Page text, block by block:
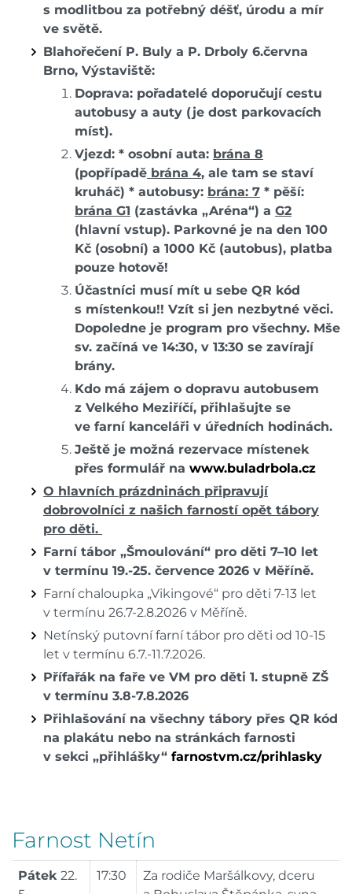
s modlitbou za potřebný déšť, úrodu a mír
ve světě.
Blahořečení P. Buly a P. Drboly 6.června
Brno, Výstaviště:
Doprava: pořadatelé doporučují cestu
autobusy a auty (je dost parkovacích
míst).
Vjezd: * osobní auta: brána 8
(popřípadě brána 4, ale tam se staví
kruháč) * autobusy: brána: 7 * pěší:
brána G1 (zastávka „Aréna“) a G2
(hlavní vstup). Parkovné je na den 100
Kč (osobní) a 1000 Kč (autobus), platba
pouze hotově!
Účastníci musí mít u sebe QR kód
s místenkou!! Vzít si jen nezbytné věci.
Dopoledne je program pro všechny. Mše
sv. začíná ve 14:30, v 13:30 se zavírají
brány.
Kdo má zájem o dopravu autobusem
z Velkého Meziříčí, přihlašujte se
ve farní kanceláři v úředních hodinách.
Ještě je možná rezervace místenek
přes formulář na www.buladrbola.cz
O hlavních prázdninách připravují
dobrovolníci z našich farností opět tábory
pro děti.
Farní tábor „Šmoulování“ pro děti 7–10 let
v termínu 19.-25. července 2026 v Měříně.
Farní chaloupka „Vikingové“ pro děti 7-13 let
v termínu 26.7-2.8.2026 v Měříně.
Netínský putovní farní tábor pro děti od 10-15
let v termínu 6.7.-11.7.2026.
Přífařák na faře ve VM pro děti 1. stupně ZŠ
v termínu 3.8-7.8.2026
Přihlašování na všechny tábory přes QR kód
na plakátu nebo na stránkách farnosti
v sekci „přihlášky“ farnostvm.cz/prihlasky
Farnost Netín
Pátek 22.
17:30
Za rodiče Maršálkovy, dceru